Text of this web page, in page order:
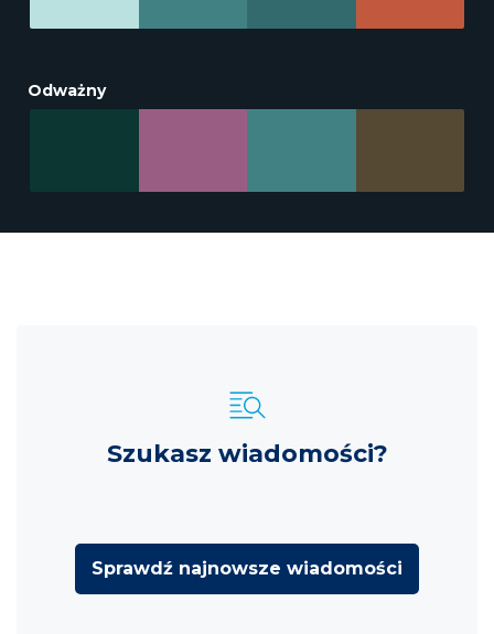
Odważny
Szukasz wiadomości?
Sprawdź najnowsze wiadomości